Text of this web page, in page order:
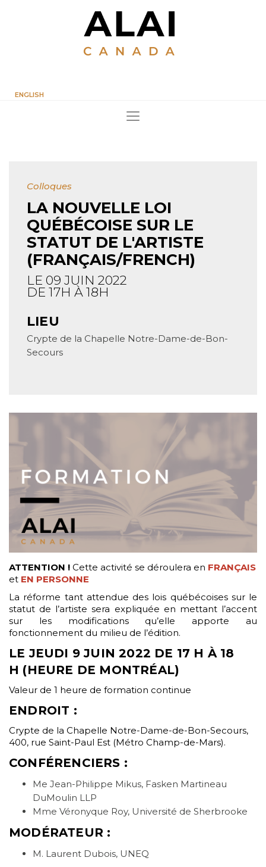
ENGLISH
Colloques
LA NOUVELLE LOI
QUÉBÉCOISE SUR LE
STATUT DE L'ARTISTE
(FRANÇAIS/FRENCH)
LE 09 JUIN 2022
DE 17H À 18H
LIEU
Crypte de la Chapelle Notre-Dame-de-Bon-
Secours
ATTENTION ! Cette activité se déroulera en FRANÇAIS
et EN PERSONNE
La réforme tant attendue des lois québécoises sur le
statut de l’artiste sera expliquée en mettant l’accent
sur les modifications qu’elle apporte au
fonctionnement du milieu de l’édition.
LE JEUDI 9 JUIN 2022 DE 17 H À 18
H (HEURE DE MONTRÉAL)
Valeur de 1 heure de formation continue
ENDROIT :
Crypte de la Chapelle Notre-Dame-de-Bon-Secours,
400, rue Saint-Paul Est (Métro Champ-de-Mars).
CONFÉRENCIERS :
Me Jean-Philippe Mikus, Fasken Martineau
DuMoulin LLP
Mme Véronyque Roy, Université de Sherbrooke
MODÉRATEUR :
M. Laurent Dubois, UNEQ